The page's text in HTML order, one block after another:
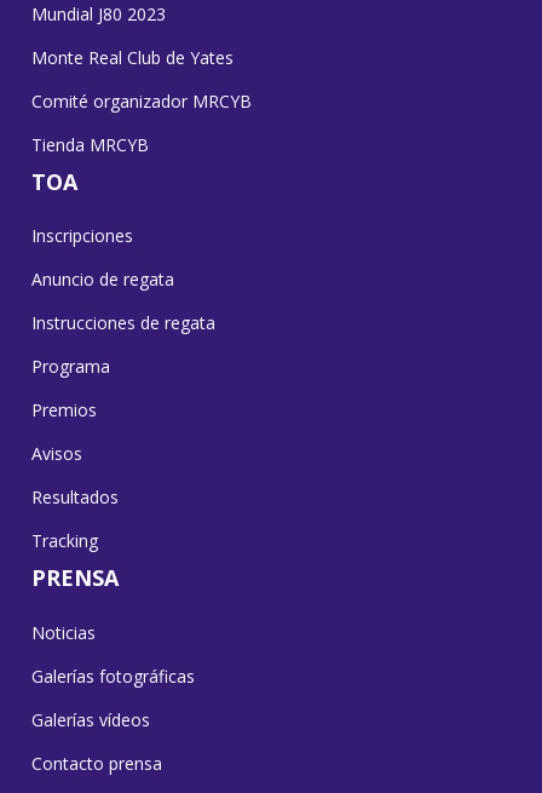
Mundial J80 2023
Monte Real Club de Yates
Comité organizador MRCYB
Tienda MRCYB
TOA
Inscripciones
Anuncio de regata
Instrucciones de regata
Programa
Premios
Avisos
Resultados
Tracking
PRENSA
Noticias
Galerías fotográficas
Galerías vídeos
Contacto prensa